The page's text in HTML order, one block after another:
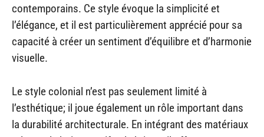
contemporains. Ce style évoque la simplicité et
l’élégance, et il est particulièrement apprécié pour sa
capacité à créer un sentiment d’équilibre et d’harmonie
visuelle.
Le style colonial n’est pas seulement limité à
l’esthétique; il joue également un rôle important dans
la durabilité architecturale. En intégrant des matériaux